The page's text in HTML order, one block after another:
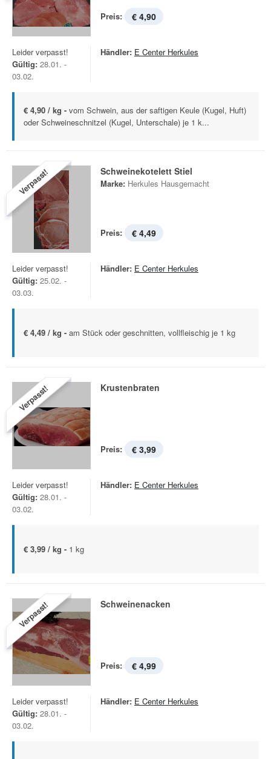
Preis: € 4,90
Leider verpasst!
Gültig: 28.01. -
03.02.
Händler: E Center Herkules
€ 4,90 / kg - vom Schwein, aus der saftigen Keule (Kugel, Huft)
oder Schweineschnitzel (Kugel, Unterschale) je 1 k...
Verpasst! Schweinekotelett Stiel
Marke: Herkules Hausgemacht
Preis: € 4,49
Leider verpasst!
Gültig: 25.02. -
03.03.
Händler: E Center Herkules
€ 4,49 / kg - am Stück oder geschnitten, vollfleischig je 1 kg
Verpasst! Krustenbraten
Preis: € 3,99
Leider verpasst!
Gültig: 28.01. -
03.02.
Händler: E Center Herkules
€ 3,99 / kg - 1 kg
Verpasst! Schweinenacken
Preis: € 4,99
Leider verpasst!
Gültig: 28.01. -
03.02.
Händler: E Center Herkules